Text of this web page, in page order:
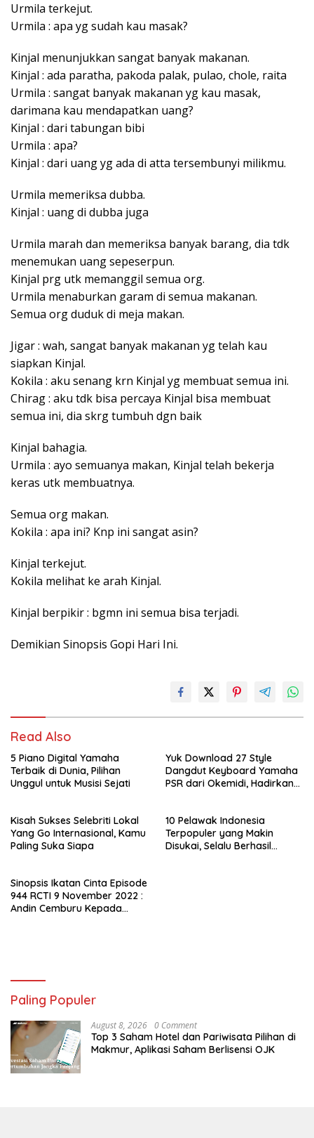
Urmila terkejut.
Urmila : apa yg sudah kau masak?
Kinjal menunjukkan sangat banyak makanan.
Kinjal : ada paratha, pakoda palak, pulao, chole, raita
Urmila : sangat banyak makanan yg kau masak,
darimana kau mendapatkan uang?
Kinjal : dari tabungan bibi
Urmila : apa?
Kinjal : dari uang yg ada di atta tersembunyi milikmu.
Urmila memeriksa dubba.
Kinjal : uang di dubba juga
Urmila marah dan memeriksa banyak barang, dia tdk
menemukan uang sepeserpun.
Kinjal prg utk memanggil semua org.
Urmila menaburkan garam di semua makanan.
Semua org duduk di meja makan.
Jigar : wah, sangat banyak makanan yg telah kau
siapkan Kinjal.
Kokila : aku senang krn Kinjal yg membuat semua ini.
Chirag : aku tdk bisa percaya Kinjal bisa membuat
semua ini, dia skrg tumbuh dgn baik
Kinjal bahagia.
Urmila : ayo semuanya makan, Kinjal telah bekerja
keras utk membuatnya.
Semua org makan.
Kokila : apa ini? Knp ini sangat asin?
Kinjal terkejut.
Kokila melihat ke arah Kinjal.
Kinjal berpikir : bgmn ini semua bisa terjadi.
Demikian Sinopsis Gopi Hari Ini.
Read Also
5 Piano Digital Yamaha
Terbaik di Dunia, Pilihan
Unggul untuk Musisi Sejati
Yuk Download 27 Style
Dangdut Keyboard Yamaha
PSR dari Okemidi, Hadirkan
Kisah Sukses Selebriti Lokal
Yang Go Internasional, Kamu
Paling Suka Siapa
10 Pelawak Indonesia
Terpopuler yang Makin
Disukai, Selalu Berhasil
Sinopsis Ikatan Cinta Episode
944 RCTI 9 November 2022 :
Andin Cemburu Kepada
Paling Populer
August 8, 2026 0 Comment
Top 3 Saham Hotel dan Pariwisata Pilihan di
Makmur, Aplikasi Saham Berlisensi OJK